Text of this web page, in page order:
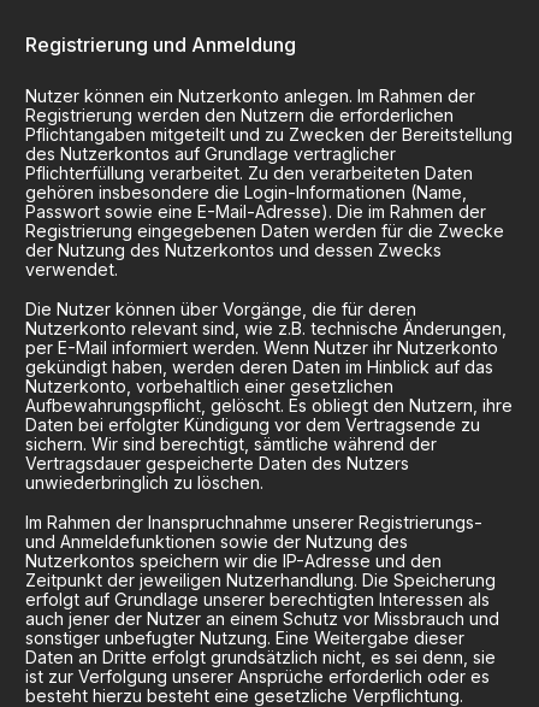
Registrierung und Anmeldung
Nutzer können ein Nutzerkonto anlegen. Im Rahmen der
Registrierung werden den Nutzern die erforderlichen
Pflichtangaben mitgeteilt und zu Zwecken der Bereitstellung
des Nutzerkontos auf Grundlage vertraglicher
Pflichterfüllung verarbeitet. Zu den verarbeiteten Daten
gehören insbesondere die Login-Informationen (Name,
Passwort sowie eine E-Mail-Adresse). Die im Rahmen der
Registrierung eingegebenen Daten werden für die Zwecke
der Nutzung des Nutzerkontos und dessen Zwecks
verwendet.
Die Nutzer können über Vorgänge, die für deren
Nutzerkonto relevant sind, wie z.B. technische Änderungen,
per E-Mail informiert werden. Wenn Nutzer ihr Nutzerkonto
gekündigt haben, werden deren Daten im Hinblick auf das
Nutzerkonto, vorbehaltlich einer gesetzlichen
Aufbewahrungspflicht, gelöscht. Es obliegt den Nutzern, ihre
Daten bei erfolgter Kündigung vor dem Vertragsende zu
sichern. Wir sind berechtigt, sämtliche während der
Vertragsdauer gespeicherte Daten des Nutzers
unwiederbringlich zu löschen.
Im Rahmen der Inanspruchnahme unserer Registrierungs-
und Anmeldefunktionen sowie der Nutzung des
Nutzerkontos speichern wir die IP-Adresse und den
Zeitpunkt der jeweiligen Nutzerhandlung. Die Speicherung
erfolgt auf Grundlage unserer berechtigten Interessen als
auch jener der Nutzer an einem Schutz vor Missbrauch und
sonstiger unbefugter Nutzung. Eine Weitergabe dieser
Daten an Dritte erfolgt grundsätzlich nicht, es sei denn, sie
ist zur Verfolgung unserer Ansprüche erforderlich oder es
besteht hierzu besteht eine gesetzliche Verpflichtung.